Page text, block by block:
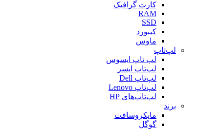
کارت گرافیک
RAM
SSD
کیبورد
ماوس
لپ‌تاپ
لپ تاپ ایسوس
لپ‌تاپ ایسر
لپ‌تاپ Dell
لپ‌تاپ Lenovo
لپ‌تاپ‌های HP
برند
مایکروسافت
گوگل